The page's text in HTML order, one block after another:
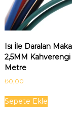
Isı İle Daralan
2,5MM
Metre
₺0,00
Sepete Ekle